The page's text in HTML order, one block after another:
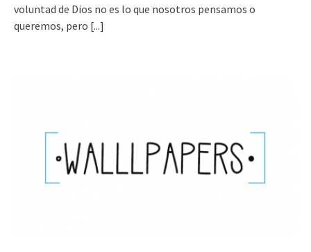
voluntad de Dios no es lo que nosotros pensamos o
queremos, pero [...]